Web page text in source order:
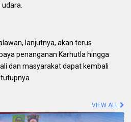
lanjutnya, akan terus
penanganan Karhutla hingga
dan masyarakat dapat kembali
VIEW ALL